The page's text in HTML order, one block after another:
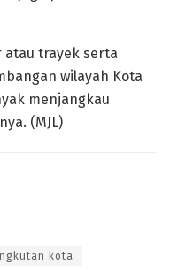
atau trayek serta
wilayah Kota
menjangkau
(MJL)
kota